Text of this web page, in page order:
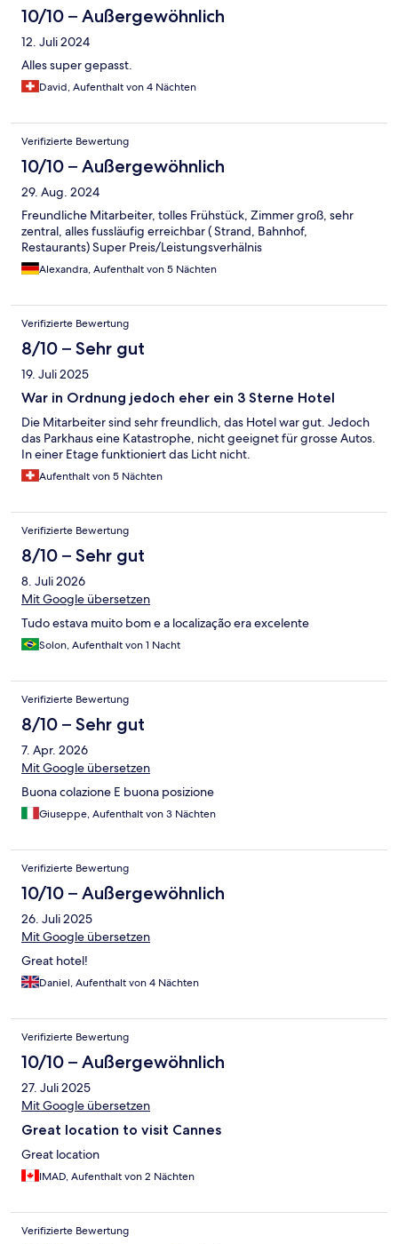
10/10 – Außergewöhnlich
12. Juli 2024
Alles super gepasst.
David, Aufenthalt von 4 Nächten
Verifizierte Bewertung
10/10 – Außergewöhnlich
29. Aug. 2024
Freundliche Mitarbeiter, tolles Frühstück, Zimmer groß, sehr
zentral, alles fussläufig erreichbar ( Strand, Bahnhof,
Restaurants) Super Preis/Leistungsverhälnis
Alexandra, Aufenthalt von 5 Nächten
Verifizierte Bewertung
8/10 – Sehr gut
19. Juli 2025
War in Ordnung jedoch eher ein 3 Sterne Hotel
Die Mitarbeiter sind sehr freundlich, das Hotel war gut. Jedoch
das Parkhaus eine Katastrophe, nicht geeignet für grosse Autos.
In einer Etage funktioniert das Licht nicht.
Aufenthalt von 5 Nächten
Verifizierte Bewertung
8/10 – Sehr gut
8. Juli 2026
Mit Google übersetzen
Tudo estava muito bom e a localização era excelente
Solon, Aufenthalt von 1 Nacht
Verifizierte Bewertung
8/10 – Sehr gut
7. Apr. 2026
Mit Google übersetzen
Buona colazione E buona posizione
Giuseppe, Aufenthalt von 3 Nächten
Verifizierte Bewertung
10/10 – Außergewöhnlich
26. Juli 2025
Mit Google übersetzen
Great hotel!
Daniel, Aufenthalt von 4 Nächten
Verifizierte Bewertung
10/10 – Außergewöhnlich
27. Juli 2025
Mit Google übersetzen
Great location to visit Cannes
Great location
IMAD, Aufenthalt von 2 Nächten
Verifizierte Bewertung